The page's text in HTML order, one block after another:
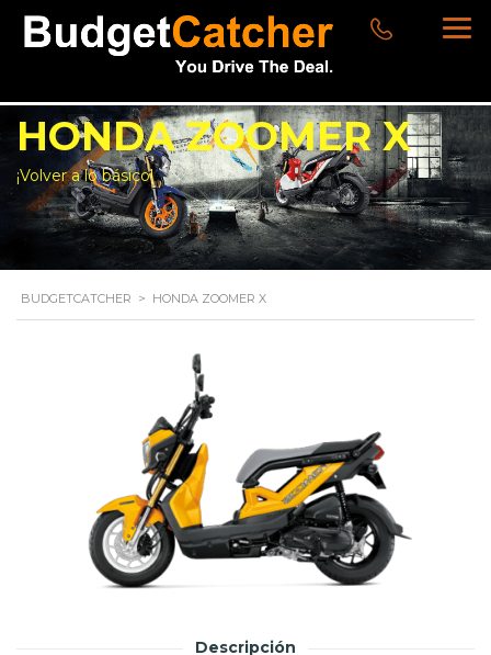
HONDA ZOOMER X
¡Volver a lo básico!
BUDGETCATCHER > HONDA ZOOMER X
Descripción